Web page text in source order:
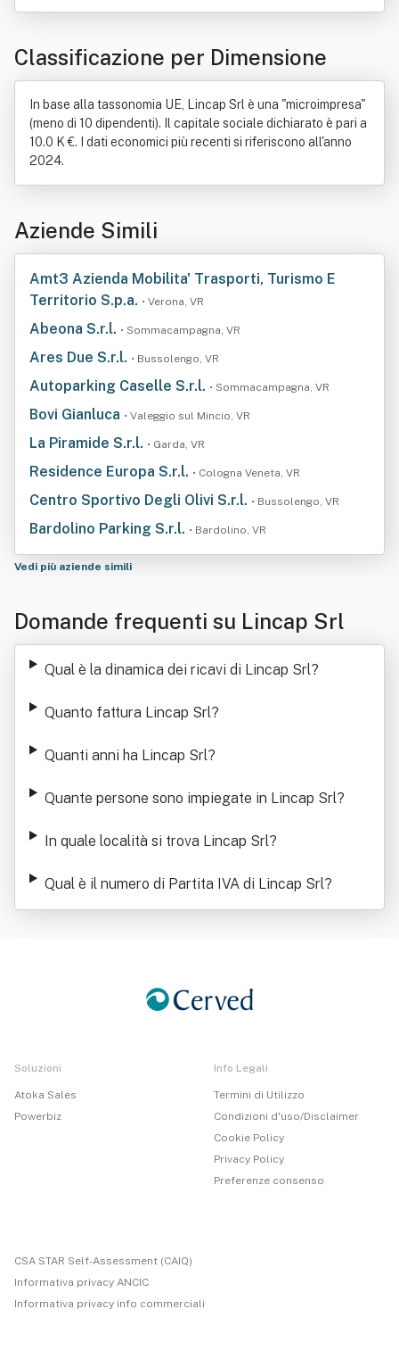
Classificazione per Dimensione
In base alla tassonomia UE, Lincap Srl è una "microimpresa"
(meno di 10 dipendenti). Il capitale sociale dichiarato è pari a
10.0 K €. I dati economici più recenti si riferiscono all'anno
2024.
Aziende Simili
Amt3 Azienda Mobilita' Trasporti, Turismo E
Territorio S.p.a. • Verona, VR
Abeona S.r.l. • Sommacampagna, VR
Ares Due S.r.l. • Bussolengo, VR
Autoparking Caselle S.r.l. • Sommacampagna, VR
Bovi Gianluca • Valeggio sul Mincio, VR
La Piramide S.r.l. • Garda, VR
Residence Europa S.r.l. • Cologna Veneta, VR
Centro Sportivo Degli Olivi S.r.l. • Bussolengo, VR
Bardolino Parking S.r.l. • Bardolino, VR
Vedi più aziende simili
Domande frequenti su Lincap Srl
Qual è la dinamica dei ricavi di Lincap Srl?
Quanto fattura Lincap Srl?
Quanti anni ha Lincap Srl?
Quante persone sono impiegate in Lincap Srl?
In quale località si trova Lincap Srl?
Qual è il numero di Partita IVA di Lincap Srl?
Soluzioni
Atoka Sales
Powerbiz
Info Legali
Termini di Utilizzo
Condizioni d'uso/Disclaimer
Cookie Policy
Privacy Policy
Preferenze consenso
CSA STAR Self-Assessment (CAIQ)
Informativa privacy ANCIC
Informativa privacy info commerciali